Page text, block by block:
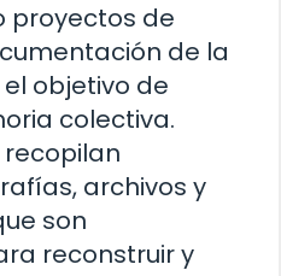
proyectos de
de la
objetivo de
colectiva.
archivos y
son
reconstruir y